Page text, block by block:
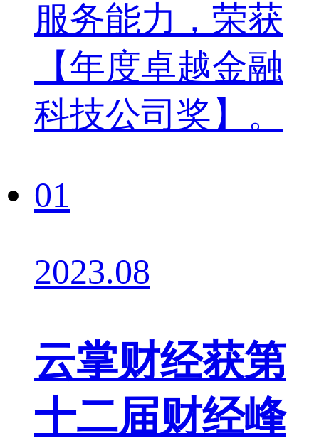
服务能力，荣获
【年度卓越金融
科技公司奖】。
01
2023.08
云掌财经获第
十二届财经峰